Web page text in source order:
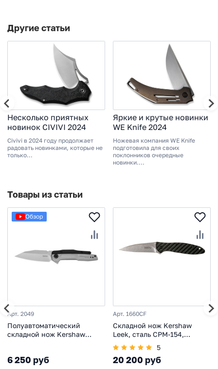
Другие статьи
Несколько приятных
новинок CIVIVI 2024
Civivi в 2024 году продолжает
радовать новинками, которые не
только...
Яркие и крутые новинки
WE Knife 2024
Ножевая компания WE Knife
подготовила для своих
поклонников очередные
новинки....
Товары из статьи
Обзор
Арт. 2049
Полуавтоматический
складной нож Kershaw
6 250 руб
Арт. 1660CF
Складной нож Kershaw
Leek, сталь CPM-154,
рукоять карбон
5
20 200 руб